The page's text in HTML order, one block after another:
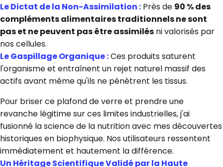
Le Dictat de la Non-Assimilation : Près de 90 % des
compléments alimentaires traditionnels ne sont
pas et ne peuvent pas être assimilés ni valorisés par
nos cellules.
Le Gaspillage Organique :Ces produits saturent
l'organisme et entraînent un rejet naturel massif des
actifs avant même qu'ils ne pénètrent les tissus.
Pour briser ce plafond de verre et prendre une
revanche légitime sur ces limites industrielles, j'ai
fusionné la science de la nutrition avec mes découvertes
historiques en biophysique. Nos utilisateurs ressentent
immédiatement et hautement la différence.
Un Héritage Scientifique Validé par la Haute